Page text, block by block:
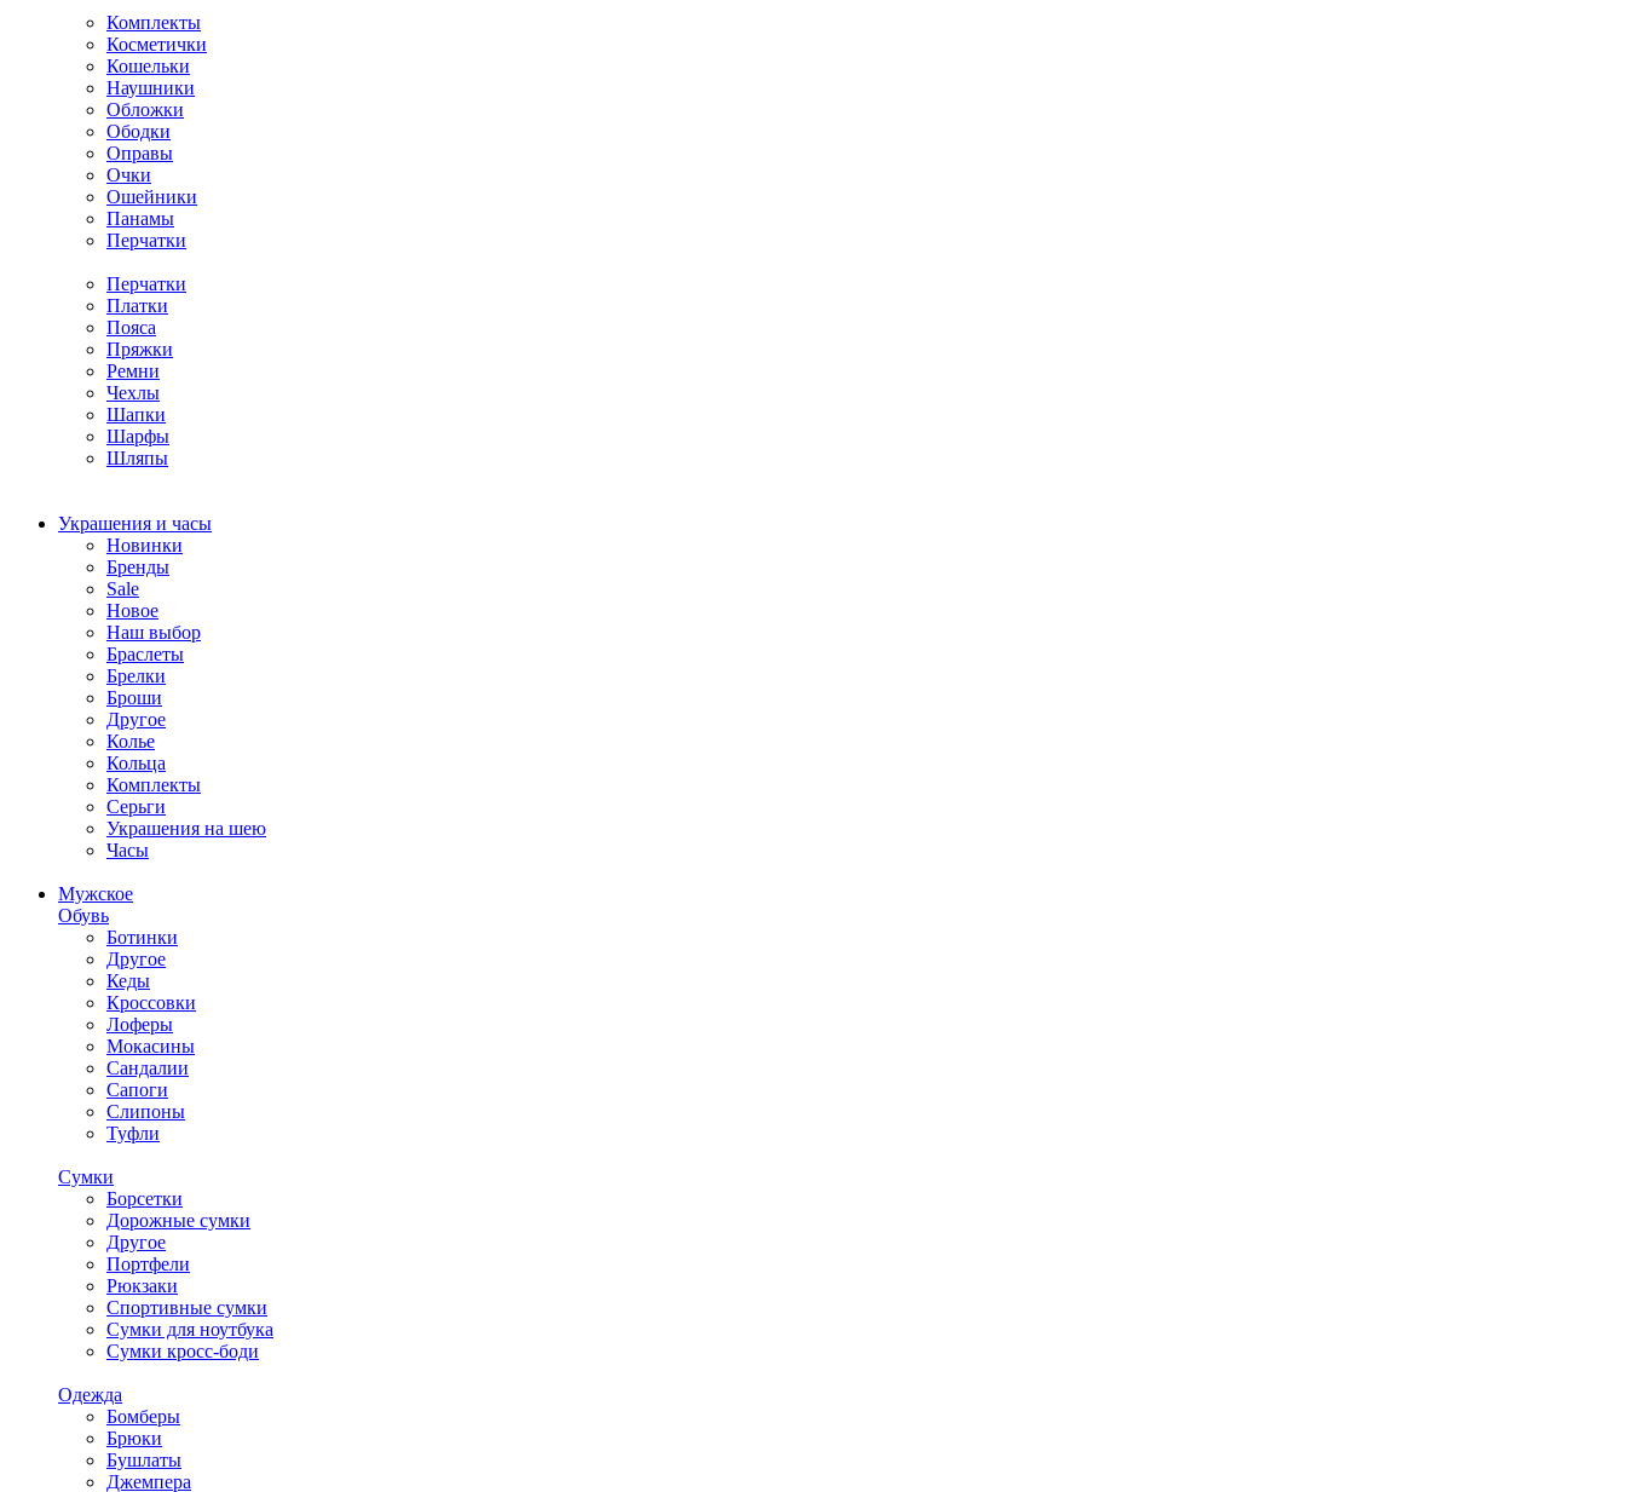
Комплекты
Косметички
Кошельки
Наушники
Обложки
Ободки
Оправы
Очки
Ошейники
Панамы
Перчатки
Перчатки
Платки
Пояса
Пряжки
Ремни
Чехлы
Шапки
Шарфы
Шляпы
Украшения и часы
Новинки
Бренды
Sale
Новое
Наш выбор
Браслеты
Брелки
Броши
Другое
Колье
Кольца
Комплекты
Серьги
Украшения на шею
Часы
Мужское
Обувь
Ботинки
Другое
Кеды
Кроссовки
Лоферы
Мокасины
Сандалии
Сапоги
Слипоны
Туфли
Сумки
Борсетки
Дорожные сумки
Другое
Портфели
Рюкзаки
Спортивные сумки
Сумки для ноутбука
Сумки кросс-боди
Одежда
Бомберы
Брюки
Бушлаты
Джемпера